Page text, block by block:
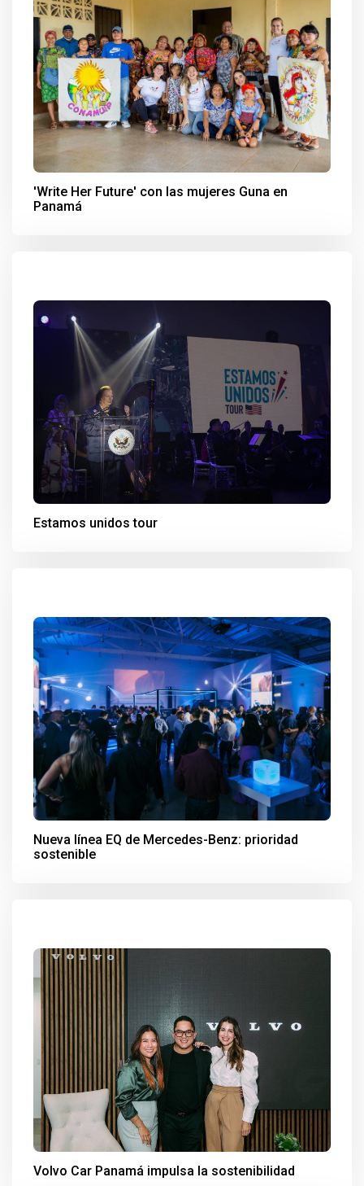
'Write Her Future' con las mujeres Guna en
Panamá
Estamos unidos tour
Nueva línea EQ de Mercedes-Benz: prioridad
sostenible
Volvo Car Panamá impulsa la sostenibilidad